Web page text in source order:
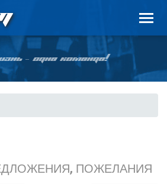
– ОДНА КОМАНДА!
ПОЖЕЛАНИЯ